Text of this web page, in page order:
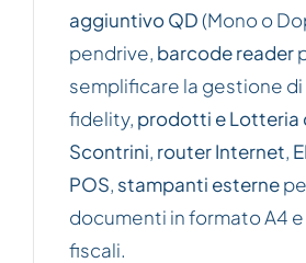
aggiuntivo QD(Mono o
pendrive, barcode reader
semplificare la gestione
fidelity, prodotti e Lotteria
Scontrini, router Internet,
POS, stampanti esterne
documenti in formato A4
fiscali.